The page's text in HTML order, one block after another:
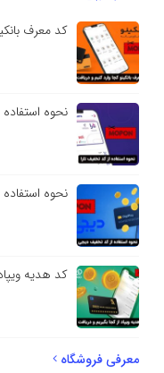
کد معرف
نحوه
نحوه
کد هدیه
معرفی فروشگاه